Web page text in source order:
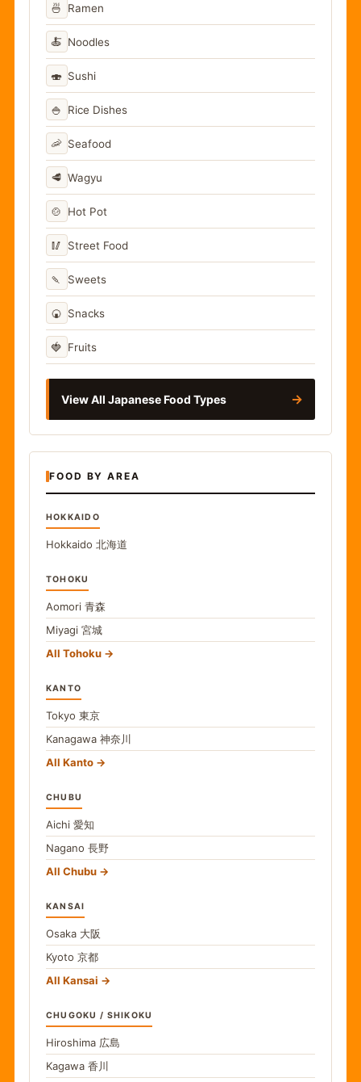
🍜 Ramen
🍝 Noodles
🍣 Sushi
🍚 Rice Dishes
🦐 Seafood
🥩 Wagyu
🍲 Hot Pot
🥢 Street Food
🍡 Sweets
🍘 Snacks
🍓 Fruits
View All Japanese Food Types →
FOOD BY AREA
HOKKAIDO
Hokkaido 北海道
TOHOKU
Aomori 青森
Miyagi 宮城
All Tohoku
KANTO
Tokyo 東京
Kanagawa 神奈川
All Kanto
CHUBU
Aichi 愛知
Nagano 長野
All Chubu
KANSAI
Osaka 大阪
Kyoto 京都
All Kansai
CHUGOKU / SHIKOKU
Hiroshima 広島
Kagawa 香川